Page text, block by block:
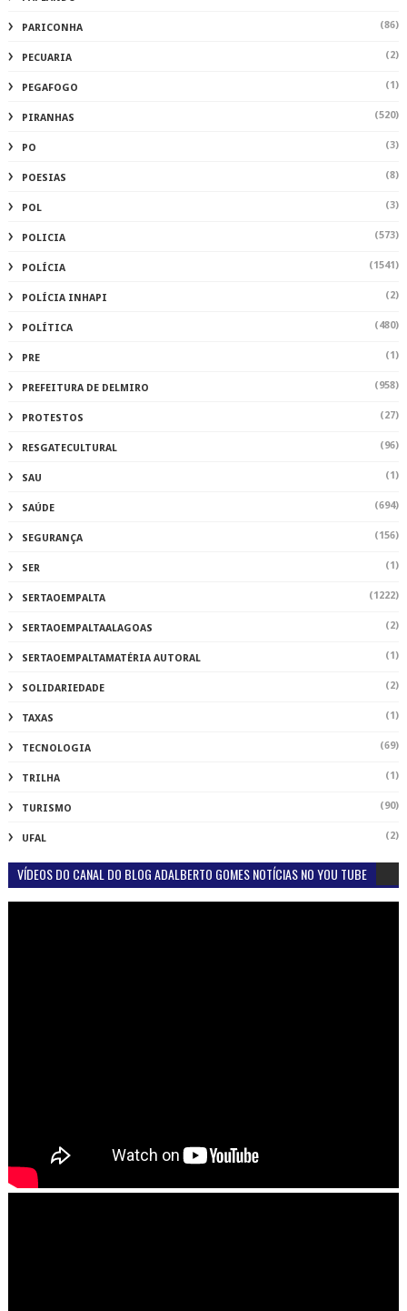
PARICONHA (86)
PECUARIA (2)
PEGAFOGO (1)
PIRANHAS (520)
PO (3)
POESIAS (8)
POL (3)
POLICIA (573)
POLÍCIA (1541)
POLÍCIA INHAPI (2)
POLÍTICA (480)
PRE (1)
PREFEITURA DE DELMIRO (958)
PROTESTOS (27)
RESGATECULTURAL (96)
SAU (1)
SAÚDE (694)
SEGURANÇA (156)
SER (1)
SERTAOEMPALTA (1222)
SERTAOEMPALTAALAGOAS (2)
SERTAOEMPALTAMATÉRIA AUTORAL (1)
SOLIDARIEDADE (2)
TAXAS (1)
TECNOLOGIA (69)
TRILHA (1)
TURISMO (90)
UFAL (2)
VÍDEOS DO CANAL DO BLOG ADALBERTO GOMES NOTÍCIAS NO YOU TUBE